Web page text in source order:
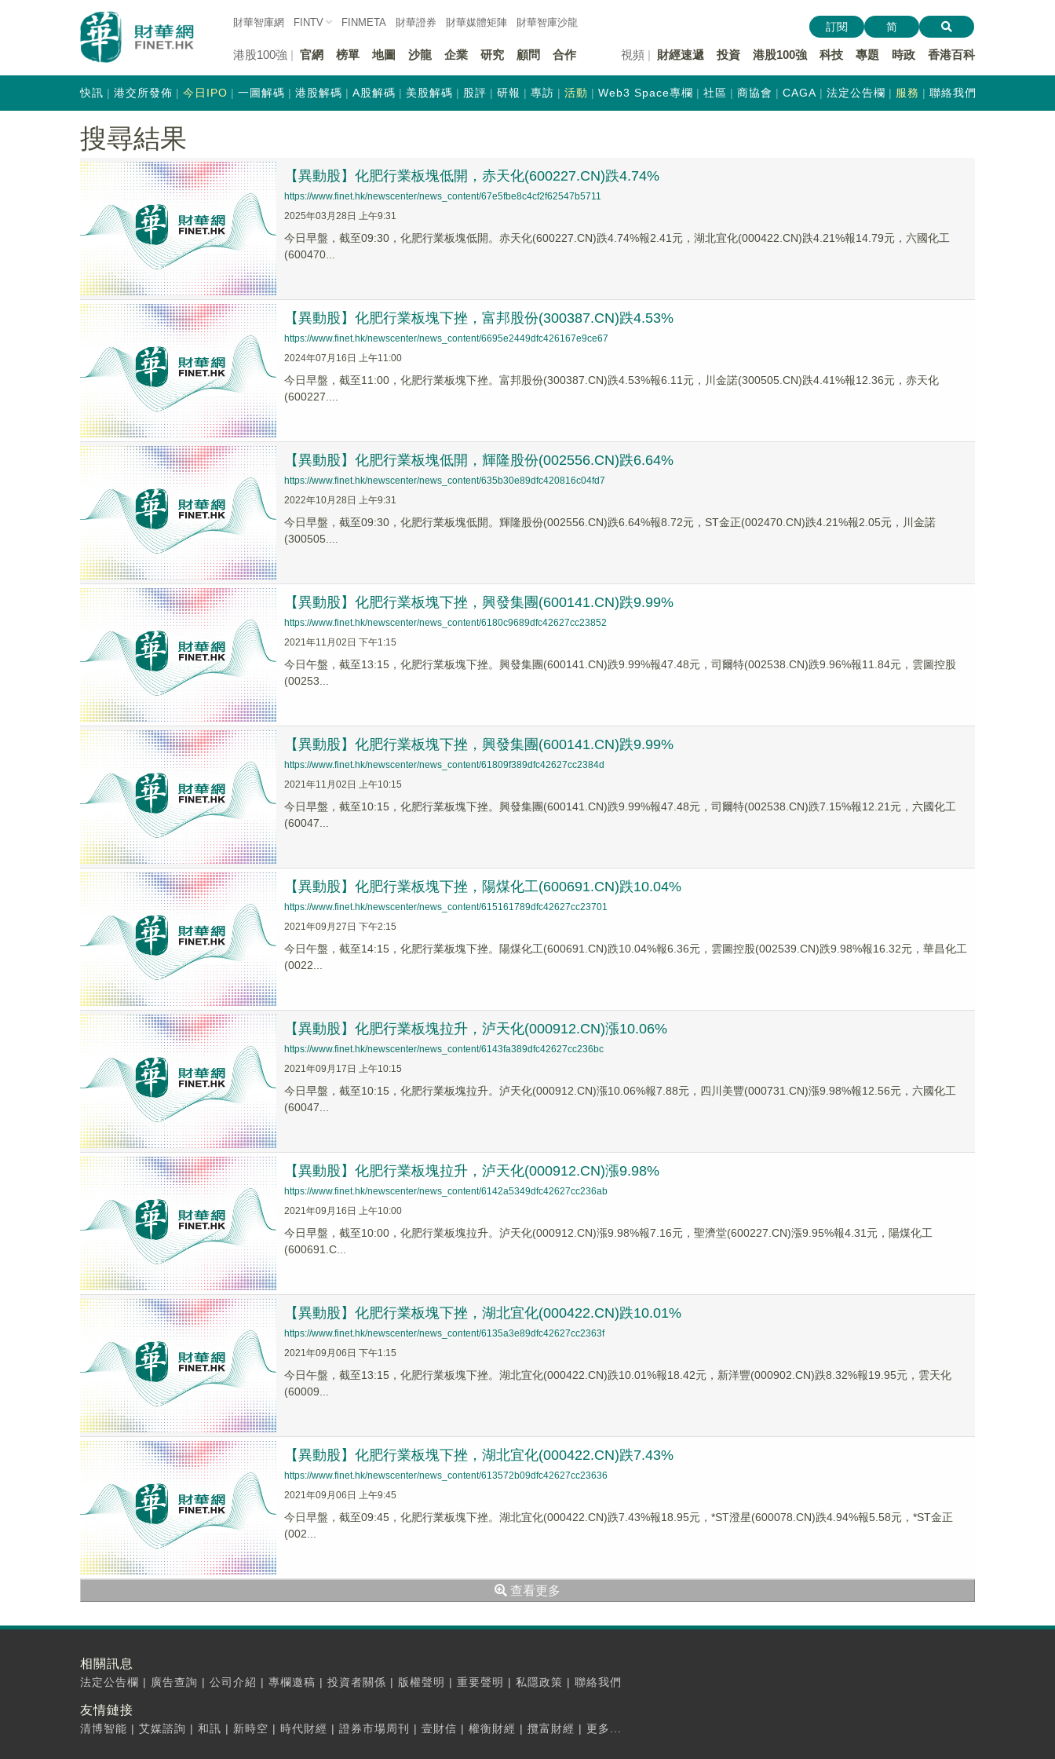
財華智庫網 FINTV FINMETA 財華證券 財華媒體矩陣 財華智庫沙龍
港股100強 官網 榜單 地圖 沙龍 企業 研究 顧問 合作 視頻 財經速遞 投資 港股100強 科技 專題 時政 香港百科
訂閱 简
快訊 港交所發佈 今日IPO 一圖解碼 港股解碼 A股解碼 美股解碼 股評 研報 專訪 活動 Web3 Space專欄 社區 商協會 CAGA 法定公告欄 服務 聯絡我們
搜尋結果
【異動股】化肥行業板塊低開，赤天化(600227.CN)跌4.74%
https://www.finet.hk/newscenter/news_content/67e5fbe8c4cf2f62547b5711
2025年03月28日 上午9:31
今日早盤，截至09:30，化肥行業板塊低開。赤天化(600227.CN)跌4.74%報2.41元，湖北宜化(000422.CN)跌4.21%報14.79元，六國化工
(600470...
【異動股】化肥行業板塊下挫，富邦股份(300387.CN)跌4.53%
https://www.finet.hk/newscenter/news_content/6695e2449dfc426167e9ce67
2024年07月16日 上午11:00
今日早盤，截至11:00，化肥行業板塊下挫。富邦股份(300387.CN)跌4.53%報6.11元，川金諾(300505.CN)跌4.41%報12.36元，赤天化
(600227....
【異動股】化肥行業板塊低開，輝隆股份(002556.CN)跌6.64%
https://www.finet.hk/newscenter/news_content/635b30e89dfc420816c04fd7
2022年10月28日 上午9:31
今日早盤，截至09:30，化肥行業板塊低開。輝隆股份(002556.CN)跌6.64%報8.72元，ST金正(002470.CN)跌4.21%報2.05元，川金諾
(300505....
【異動股】化肥行業板塊下挫，興發集團(600141.CN)跌9.99%
https://www.finet.hk/newscenter/news_content/6180c9689dfc42627cc23852
2021年11月02日 下午1:15
今日午盤，截至13:15，化肥行業板塊下挫。興發集團(600141.CN)跌9.99%報47.48元，司爾特(002538.CN)跌9.96%報11.84元，雲圖控股
(00253...
【異動股】化肥行業板塊下挫，興發集團(600141.CN)跌9.99%
https://www.finet.hk/newscenter/news_content/61809f389dfc42627cc2384d
2021年11月02日 上午10:15
今日早盤，截至10:15，化肥行業板塊下挫。興發集團(600141.CN)跌9.99%報47.48元，司爾特(002538.CN)跌7.15%報12.21元，六國化工
(60047...
【異動股】化肥行業板塊下挫，陽煤化工(600691.CN)跌10.04%
https://www.finet.hk/newscenter/news_content/615161789dfc42627cc23701
2021年09月27日 下午2:15
今日午盤，截至14:15，化肥行業板塊下挫。陽煤化工(600691.CN)跌10.04%報6.36元，雲圖控股(002539.CN)跌9.98%報16.32元，華昌化工
(0022...
【異動股】化肥行業板塊拉升，泸天化(000912.CN)漲10.06%
https://www.finet.hk/newscenter/news_content/6143fa389dfc42627cc236bc
2021年09月17日 上午10:15
今日早盤，截至10:15，化肥行業板塊拉升。泸天化(000912.CN)漲10.06%報7.88元，四川美豐(000731.CN)漲9.98%報12.56元，六國化工
(60047...
【異動股】化肥行業板塊拉升，泸天化(000912.CN)漲9.98%
https://www.finet.hk/newscenter/news_content/6142a5349dfc42627cc236ab
2021年09月16日 上午10:00
今日早盤，截至10:00，化肥行業板塊拉升。泸天化(000912.CN)漲9.98%報7.16元，聖濟堂(600227.CN)漲9.95%報4.31元，陽煤化工
(600691.C...
【異動股】化肥行業板塊下挫，湖北宜化(000422.CN)跌10.01%
https://www.finet.hk/newscenter/news_content/6135a3e89dfc42627cc2363f
2021年09月06日 下午1:15
今日午盤，截至13:15，化肥行業板塊下挫。湖北宜化(000422.CN)跌10.01%報18.42元，新洋豐(000902.CN)跌8.32%報19.95元，雲天化
(60009...
【異動股】化肥行業板塊下挫，湖北宜化(000422.CN)跌7.43%
https://www.finet.hk/newscenter/news_content/613572b09dfc42627cc23636
2021年09月06日 上午9:45
今日早盤，截至09:45，化肥行業板塊下挫。湖北宜化(000422.CN)跌7.43%報18.95元，*ST澄星(600078.CN)跌4.94%報5.58元，*ST金正
(002...
查看更多
相關訊息
法定公告欄 | 廣告查詢 | 公司介紹 | 專欄邀稿 | 投資者關係 | 版權聲明 | 重要聲明 | 私隱政策 | 聯絡我們
友情鏈接
清博智能 | 艾媒諮詢 | 和訊 | 新時空 | 時代財經 | 證券市場周刊 | 壹財信 | 權衡財經 | 攬富財經 | 更多...